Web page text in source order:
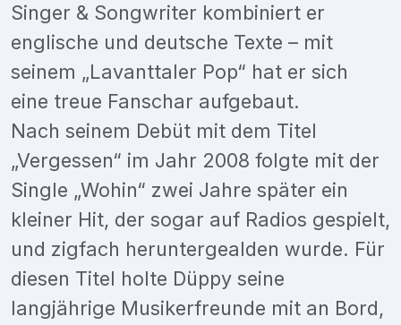
Singer & Songwriter kombiniert er
englische und deutsche Texte – mit
seinem „Lavanttaler Pop“ hat er sich
eine treue Fanschar aufgebaut.
Nach seinem Debüt mit dem Titel
„Vergessen“ im Jahr 2008 folgte mit der
Single „Wohin“ zwei Jahre später ein
kleiner Hit, der sogar auf Radios gespielt,
und zigfach heruntergealden wurde. Für
diesen Titel holte Düppy seine
langjährige Musikerfreunde mit an Bord,